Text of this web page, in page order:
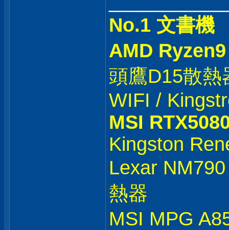
No.1 文書機
AMD
頭鷹D15散熱
WIFI /
MSI
Kingston
Lexar
熱器
MSI MPG